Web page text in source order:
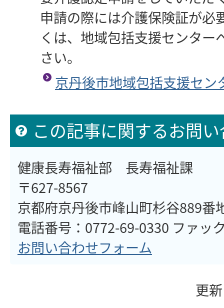
申請の際には介護保険証が必
くは、地域包括支援センター
さい。
京丹後市地域包括支援セン
この記事に関するお問
健康長寿福祉部 長寿福祉課
〒627-8567
京都府京丹後市峰山町杉谷889番
電話番号：0772-69-0330 ファッ
お問い合わせフォーム
更